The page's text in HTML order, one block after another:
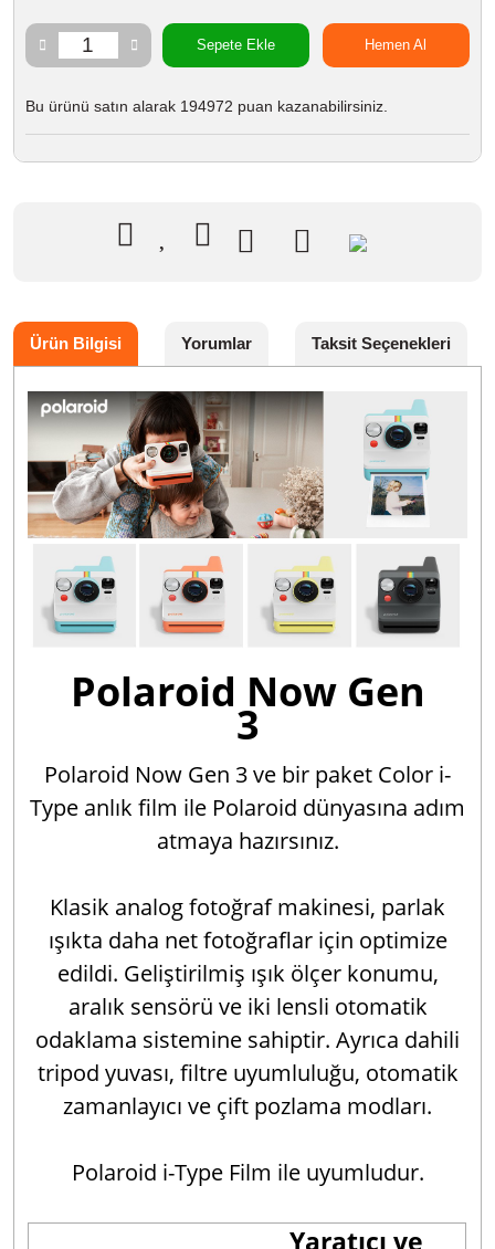
Sepete Ekle Hemen Al
Bu ürünü satın alarak 194972 puan kazanabilirsiniz.
Ürün Bilgisi Yorumlar Taksit Seçenekleri
Polaroid Now Gen
3
Polaroid Now Gen 3 ve bir paket Color i-
Type anlık film ile Polaroid dünyasına adım
atmaya hazırsınız.
Klasik analog fotoğraf makinesi, parlak
ışıkta daha net fotoğraflar için optimize
edildi. Geliştirilmiş ışık ölçer konumu,
aralık sensörü ve iki lensli otomatik
odaklama sistemine sahiptir. Ayrıca dahili
tripod yuvası, filtre uyumluluğu, otomatik
zamanlayıcı ve çift pozlama modları.
Polaroid i-Type Film ile uyumludur.
Yaratıcı ve